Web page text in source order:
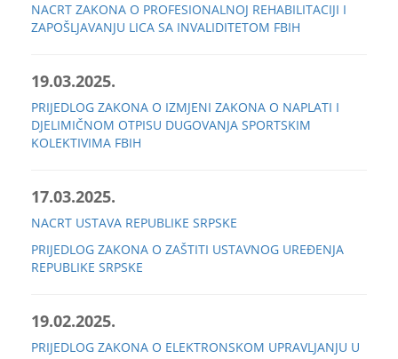
NACRT ZAKONA O PROFESIONALNOJ REHABILITACIJI I
ZAPOŠLJAVANJU LICA SA INVALIDITETOM FBIH
19.03.2025.
PRIJEDLOG ZAKONA O IZMJENI ZAKONA O NAPLATI I
DJELIMIČNOM OTPISU DUGOVANJA SPORTSKIM
KOLEKTIVIMA FBIH
17.03.2025.
NACRT USTAVA REPUBLIKE SRPSKE
PRIJEDLOG ZAKONA O ZAŠTITI USTAVNOG UREĐENJA
REPUBLIKE SRPSKE
19.02.2025.
PRIJEDLOG ZAKONA O ELEKTRONSKOM UPRAVLJANJU U